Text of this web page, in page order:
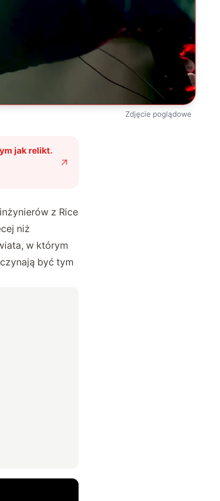
Zdjęcie poglądowe
jak relikt.
z Rice
niż
w którym
być tym